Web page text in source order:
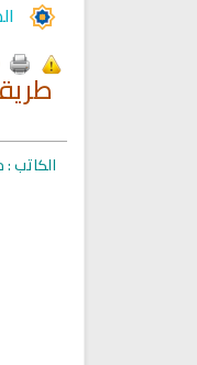
الكاتب